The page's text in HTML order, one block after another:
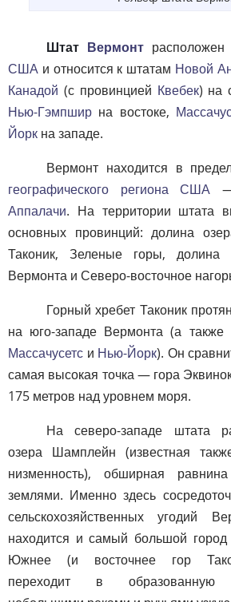
Штат Вермонтрасположен
США и относится к штатам Новой
Канадой (с провинцией Квебек) на
Нью-Гэмпшир на востоке,
Йорк на западе.
Вермонт находится в
географического региона США —
Аппалачи. На территории штата
основных провинций: долина
Таконик, Зеленые горы, долина
Вермонта и Северо-восточное
Горный хребет Таконик
на юго-западе Вермонта (а также
Массачусетс и Нью-Йорк). Он
самая высокая точка — гора
175 метров над уровнем моря.
На северо-западе штата
озера Шамплейн (известная
низменность), обширная
землями. Именно здесь
сельскохозяйственных угодий
находится и самый большой город
Южнее (и восточнее гор
переходит в образованную